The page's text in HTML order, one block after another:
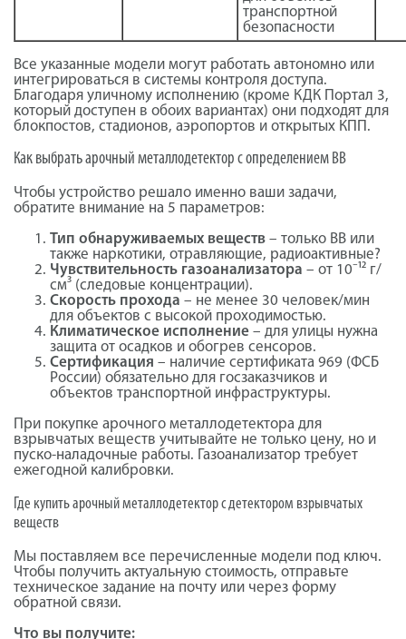
транспортной
безопасности
Все указанные модели могут работать автономно или
интегрироваться в системы контроля доступа.
Благодаря уличному исполнению (кроме КДК Портал 3,
который доступен в обоих вариантах) они подходят для
блокпостов, стадионов, аэропортов и открытых КПП.
Как выбрать арочный металлодетектор с определением ВВ
Чтобы устройство решало именно ваши задачи,
обратите внимание на 5 параметров:
Тип обнаруживаемых веществ – только ВВ или
также наркотики, отравляющие, радиоактивные?
Чувствительность газоанализатора – от 10⁻¹² г/
см³ (следовые концентрации).
Скорость прохода – не менее 30 человек/мин
для объектов с высокой проходимостью.
Климатическое исполнение – для улицы нужна
защита от осадков и обогрев сенсоров.
Сертификация – наличие сертификата 969 (ФСБ
России) обязательно для госзаказчиков и
объектов транспортной инфраструктуры.
При покупке арочного металлодетектора для
взрывчатых веществ учитывайте не только цену, но и
пуско-наладочные работы. Газоанализатор требует
ежегодной калибровки.
Где купить арочный металлодетектор с детектором взрывчатых
веществ
Мы поставляем все перечисленные модели под ключ.
Чтобы получить актуальную стоимость, отправьте
техническое задание на почту или через форму
обратной связи.
Что вы получите: